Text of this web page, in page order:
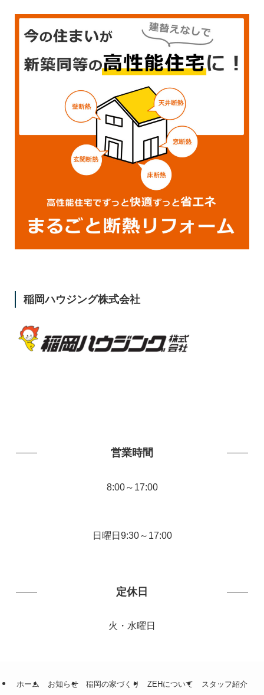
稲岡ハウジング株式会社
営業時間
8:00～17:00
日曜日9:30～17:00
定休日
火・水曜日
ホーム お知らせ 稲岡の家づくり ZEHについて スタッフ紹介